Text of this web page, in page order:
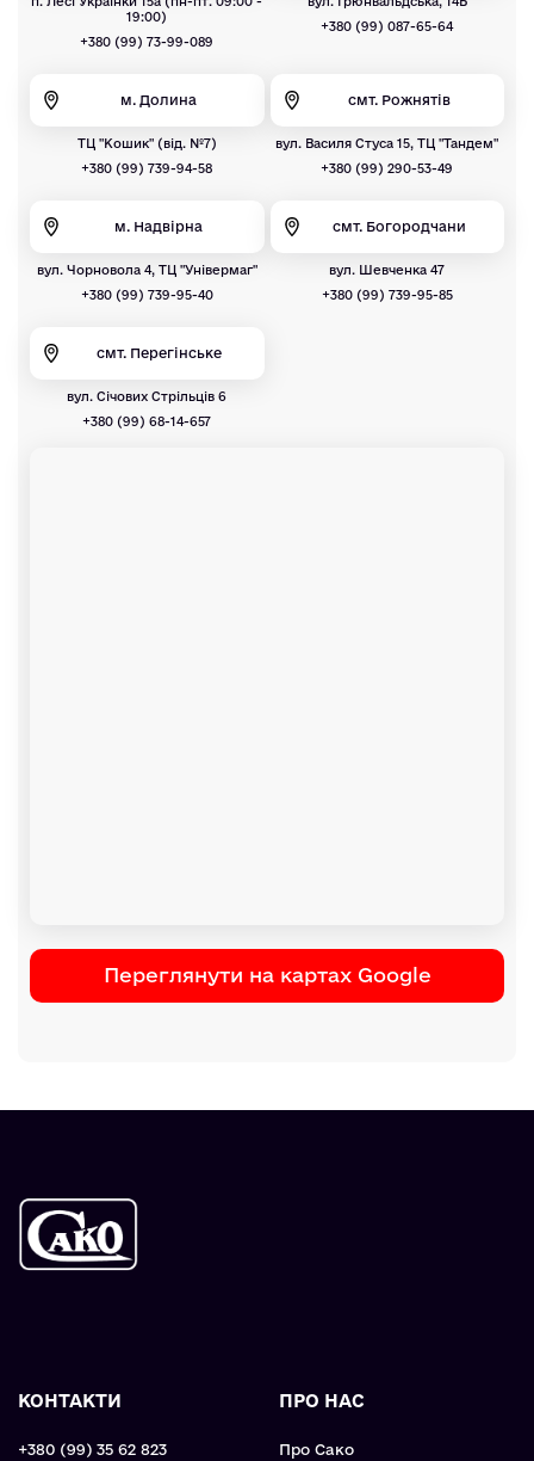
19:00)
+380 (99) 73-99-089
+380 (99) 087-65-64
м. Долина
ТЦ "Кошик" (від. №7)
+380 (99) 739-94-58
смт. Рожнятів
вул. Василя Стуса 15, ТЦ "Тандем"
+380 (99) 290-53-49
м. Надвірна
вул. Чорновола 4, ТЦ "Універмаг"
+380 (99) 739-95-40
смт. Богородчани
вул. Шевченка 47
+380 (99) 739-95-85
смт. Перегінське
вул. Січових Стрільців 6
+380 (99) 68-14-657
Переглянути на картах Google
КОНТАКТИ
+380 (99) 35 62 823
ПРО НАС
Про Сако